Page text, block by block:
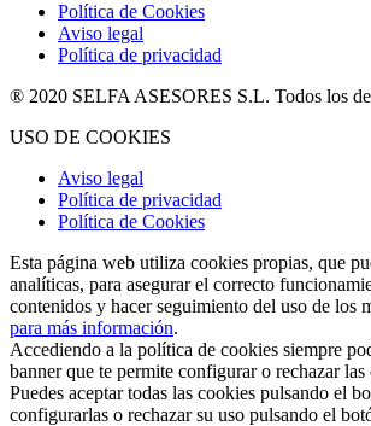
Política de Cookies
Aviso legal
Política de privacidad
® 2020 SELFA ASESORES S.L. Todos los
USO DE COOKIES
Aviso legal
Política de privacidad
Política de Cookies
Esta página web utiliza cookies propias, que
analíticas, para asegurar el correcto
contenidos y hacer seguimiento del uso de los
para más información.
Accediendo a la política de cookies siempre
banner que te permite configurar o rechazar las
Puedes aceptar todas las cookies pulsando el
configurarlas o rechazar su uso pulsando el